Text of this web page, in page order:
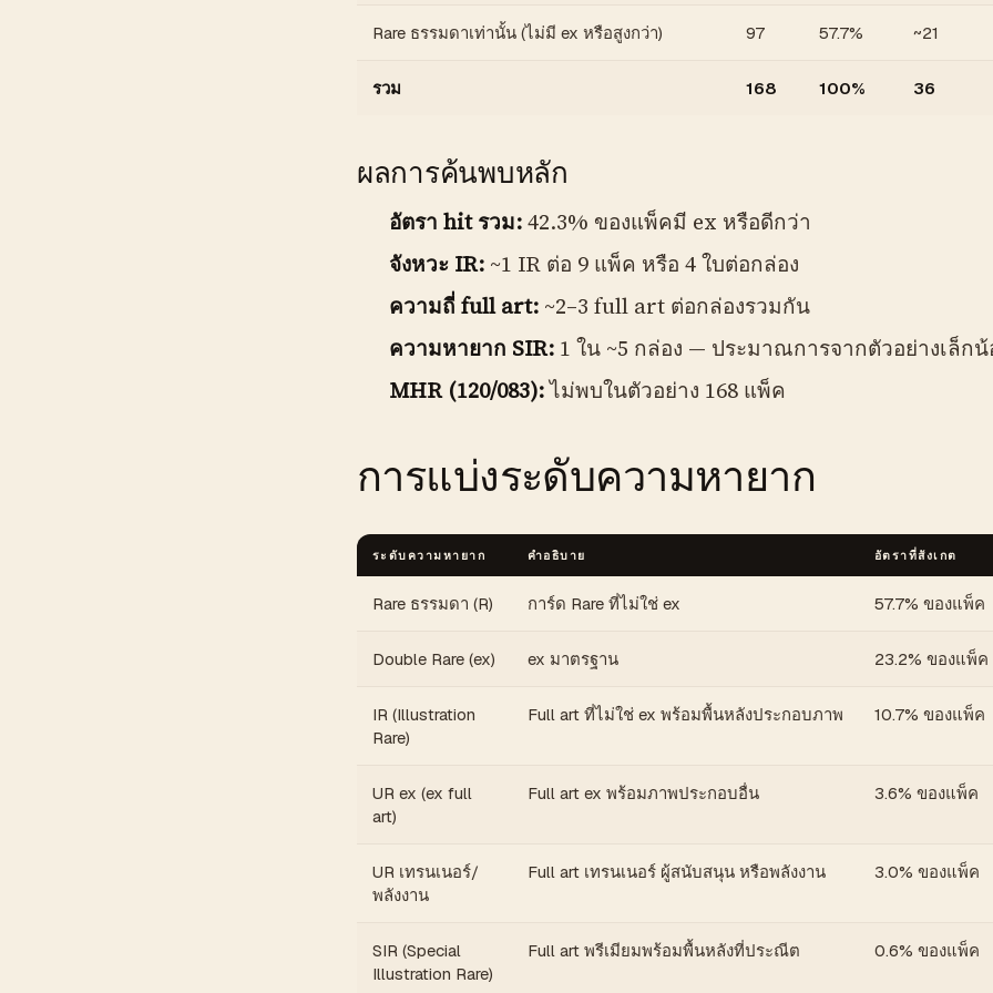
Rare ธรรมดาเท่านั้น (ไม่มี ex หรือสูงกว่า) 97 57.7% ~21
รวม 168 100% 36
ผลการค้นพบหลัก
อัตรา hit รวม:42.3% ของแพ็คมี ex หรือดีกว่า
จังหวะ IR:~1 IR ต่อ 9 แพ็ค หรือ 4 ใบต่อกล่อง
ความถี่ full art:~2–3 full art ต่อกล่องรวมกัน
ความหายาก SIR:1 ใน ~5 กล่อง — ประมาณการจากตัวอย่างเล็กน้
MHR (120/083):ไม่พบในตัวอย่าง 168 แพ็ค
การแบ่งระดับความหายาก
ระดับความหายาก คำอธิบาย อัตราที่สังเกต
Rare ธรรมดา (R) การ์ด Rare ที่ไม่ใช่ ex 57.7% ของแพ็ค
Double Rare (ex) ex มาตรฐาน 23.2% ของแพ็ค
IR (Illustration
Rare)
Full art ที่ไม่ใช่ ex พร้อมพื้นหลังประกอบภาพ 10.7% ของแพ็ค
UR ex (ex full
art)
Full art ex พร้อมภาพประกอบอื่น 3.6% ของแพ็ค
UR เทรนเนอร์/
พลังงาน
Full art เทรนเนอร์ ผู้สนับสนุน หรือพลังงาน 3.0% ของแพ็ค
SIR (Special
Illustration Rare)
Full art พรีเมียมพร้อมพื้นหลังที่ประณีต 0.6% ของแพ็ค